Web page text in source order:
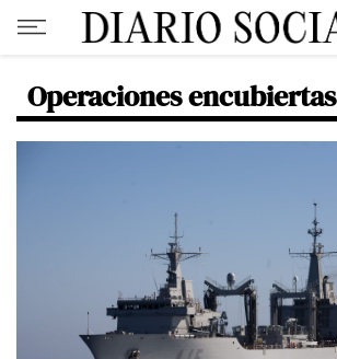
Operaciones encubiertas